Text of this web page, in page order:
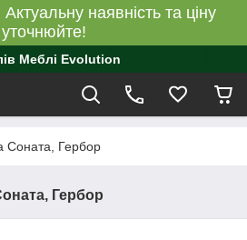
наявність та ціну
уточнюйте!
Меблі Evolution
Соната, Гербор
Гербор